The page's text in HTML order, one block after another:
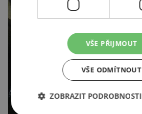
VŠE PŘIJMOUT
VŠE ODMÍTNOUT
ZOBRAZIT PODROBNOSTI